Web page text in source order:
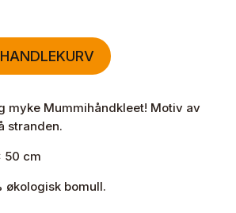
myke Mummihåndkleet! Motiv av
stranden.
50 cm
økologisk bomull.